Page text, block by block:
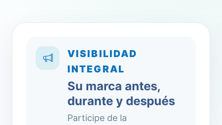
VISIBILIDAD
INTEGRAL
Su marca antes,
durante y después
Participe de la